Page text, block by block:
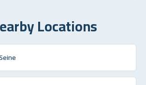
Locations